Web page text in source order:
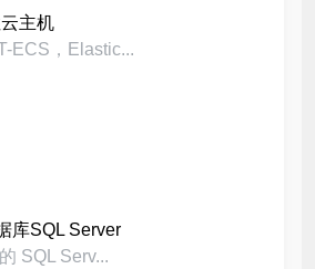
主机
ECS，Elastic...
库SQL Server
SQL Serv...